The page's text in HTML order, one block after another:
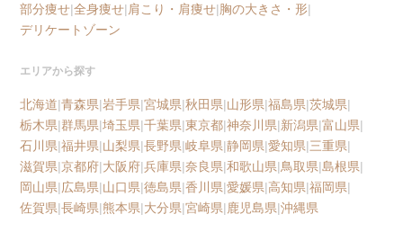
部分痩せ|全身痩せ|肩こり・肩痩せ|胸の大きさ・形|
デリケートゾーン
エリアから探す
北海道|青森県|岩手県|宮城県|秋田県|山形県|福島県|茨城県|
栃木県|群馬県|埼玉県|千葉県|東京都|神奈川県|新潟県|富山県|
石川県|福井県|山梨県|長野県|岐阜県|静岡県|愛知県|三重県|
滋賀県|京都府|大阪府|兵庫県|奈良県|和歌山県|鳥取県|島根県|
岡山県|広島県|山口県|徳島県|香川県|愛媛県|高知県|福岡県|
佐賀県|長崎県|熊本県|大分県|宮崎県|鹿児島県|沖縄県